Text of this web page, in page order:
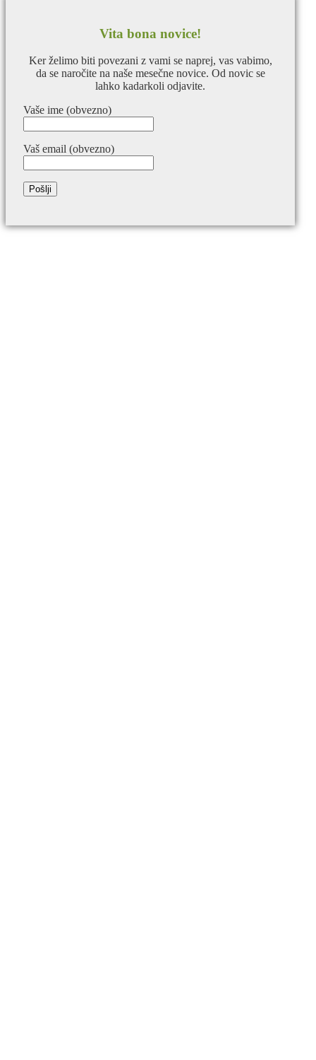
Vita bona novice!
Ker želimo biti povezani z vami se naprej, vas vabimo,
da se naročite na naše mesečne novice. Od novic se
lahko kadarkoli odjavite.
Vaše ime (obvezno)
Vaš email (obvezno)